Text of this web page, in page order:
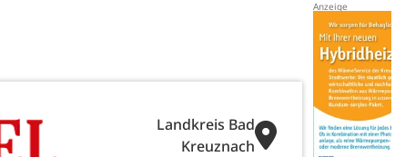
Landkreis Bad
Kreuznach